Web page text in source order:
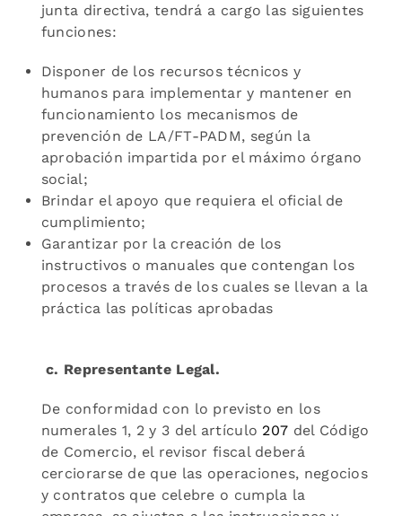
junta directiva, tendrá a cargo las siguientes
funciones:
Disponer de los recursos técnicos y
humanos para implementar y mantener en
funcionamiento los mecanismos de
prevención de LA/FT-PADM, según la
aprobación impartida por el máximo órgano
social;
Brindar el apoyo que requiera el oficial de
cumplimiento;
Garantizar por la creación de los
instructivos o manuales que contengan los
procesos a través de los cuales se llevan a la
práctica las políticas aprobadas
c. Representante Legal.
De conformidad con lo previsto en los
numerales 1, 2 y 3 del artículo 207 del Código
de Comercio, el revisor fiscal deberá
cerciorarse de que las operaciones, negocios
y contratos que celebre o cumpla la